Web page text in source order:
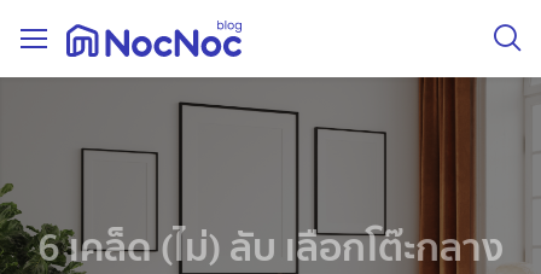
6 เคล็ด (ไม่) ลับ เลือกโต๊ะกลาง